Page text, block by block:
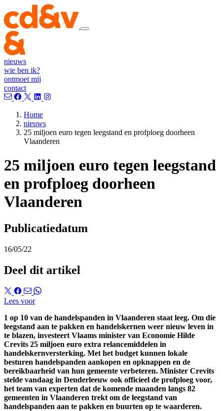
nieuws
wie ben ik?
ontmoet mij
contact
Home
nieuws
25 miljoen euro tegen leegstand en profploeg doorheen
Vlaanderen
25 miljoen euro tegen leegstand
en profploeg doorheen
Vlaanderen
Publicatiedatum
16/05/22
Deel dit artikel
Lees voor
1 op 10 van de handelspanden in Vlaanderen staat leeg. Om die
leegstand aan te pakken en handelskernen weer nieuw leven in
te blazen, investeert Vlaams minister van Economie Hilde
Crevits 25 miljoen euro extra relancemiddelen in
handelskernversterking. Met het budget kunnen lokale
besturen handelspanden aankopen en opknappen en de
bereikbaarheid van hun gemeente verbeteren. Minister Crevits
stelde vandaag in Denderleeuw ook officieel de profploeg voor,
het team van experten dat de komende maanden langs 82
gemeenten in Vlaanderen trekt om de leegstand van
handelspanden aan te pakken en buurten op te waarderen.